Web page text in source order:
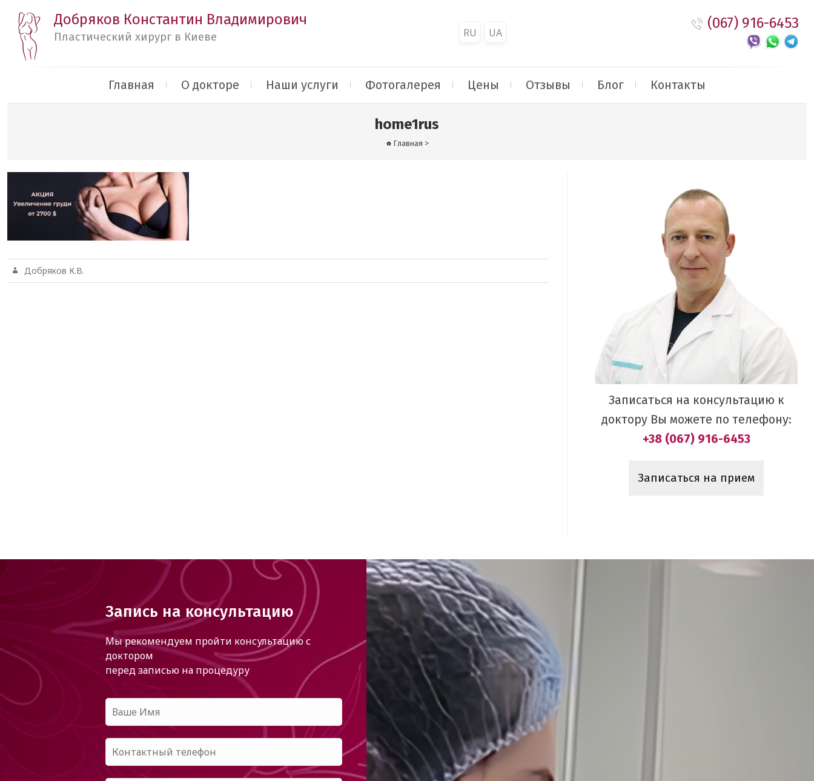
Добряков Константин Владимирович
Пластический хирург в Киеве RU UA
(067) 916-6453
Главная О докторе Наши услуги Фотогалерея Цены Отзывы Блог Контакты
home1rus
Главная >
Добряков К.В.
Записаться на консультацию к
доктору Вы можете по телефону:
+38 (067) 916-6453
Записаться на прием
Запись на консультацию
Мы рекомендуем пройти консультацию с
доктором
перед записью на процедуру